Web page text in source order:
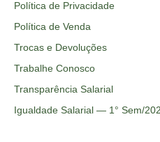
Política de Privacidade
Política de Venda
Trocas e Devoluções
Trabalhe Conosco
Transparência Salarial
Igualdade Salarial — 1° Sem/